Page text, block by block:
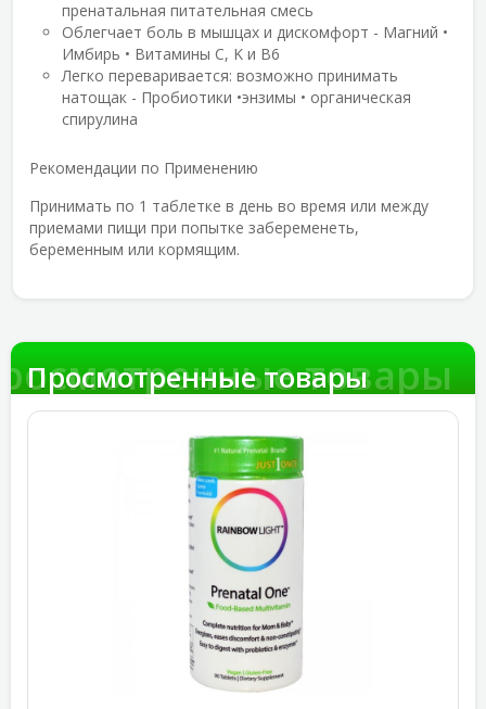
пренатальная питательная смесь
Облегчает боль в мышцах и дискомфорт - Магний •
Имбирь • Витамины C, K и B6
Легко переваривается: возможно принимать
натощак - Пробиотики •энзимы • органическая
спирулина
Рекомендации по Применению
Принимать по 1 таблетке в день во время или между
приемами пищи при попытке забеременеть,
беременным или кормящим.
товары
Просмотренные товары